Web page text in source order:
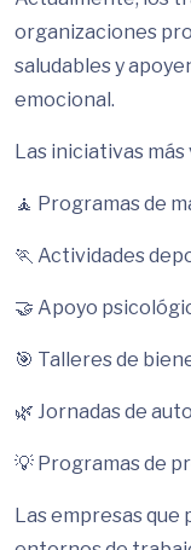
organizaciones
saludables y
emocional.
Las iniciativas
🧘 Programas de
🏃 Actividades
🤝 Apoyo
🎯 Talleres de
🌿 Jornadas de
💡 Programas de
Las empresas